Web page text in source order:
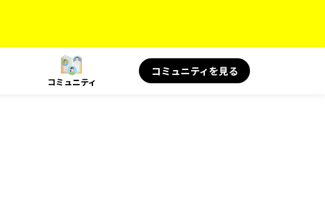
コミュニティ
コミュニティを見る